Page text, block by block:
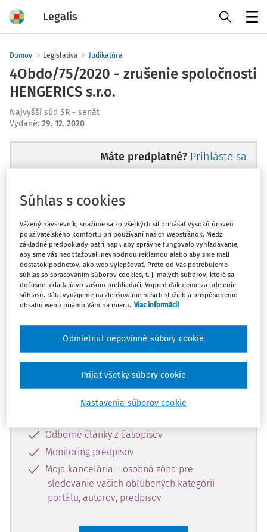
Legalis
Domov Legislatíva Judikatúra
4Obdo/75/2020 - zrušenie spoločnosti
HENGERICS s.r.o.
Najvyšší súd SR - senát
Vydané: 29. 12. 2020
Máte predplatné? Prihláste sa
Ups, zatiaľ ste si prečítali len
začiatok...
Celý odborný obsah z tejto oblasti je
dostupný predplatiteľom portálu.
Odomknite si prístup k odbornému
obsahu a získajte prístup na 10 dní
zdarma, stačí sa len zaregistrovať.
Vďaka registrácii získate prístup aj k
vybranému obsahu:
Odborné články z časopisov
Monitoring predpisov
Moja kancelária – osobná zóna pre
sledovanie vašich obľúbených kategórií
portálu, autorov, predpisov
Súhlas s cookies
Vážený návštevník, snažíme sa zo všetkých síl prinášať vysokú úroveň
používateľského komfortu pri používaní našich webstránok. Medzi
základné predpoklady patrí napr. aby správne fungovalo vyhľadávanie,
aby sme vás neobťažovali nevhodnou reklamou alebo aby sme mali
dostatok podnetov, ako web vylepšovať. Preto od Vás potrebujeme
súhlas so spracovaním súborov cookies, t. j. malých súborov, ktoré sa
dočasne ukladajú vo vašom prehliadači. Vopred ďakujeme za udelenie
súhlasu. Dáta využijeme na zlepšovanie našich služieb a prispôsobenie
obsahu webu priamo Vám na mieru. Viac informácií
Nastavenia súborov cookie
Odmietnut nepovinné súbory cookie
Prijať všetky súbory cookie